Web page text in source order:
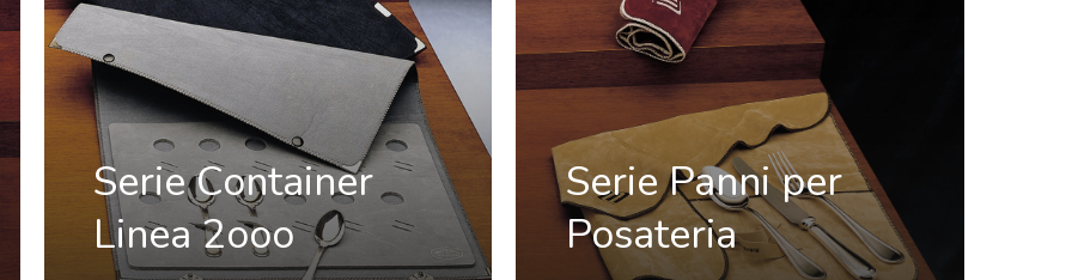
Serie Container
Linea 2ooo
Serie Panni per
Posateria